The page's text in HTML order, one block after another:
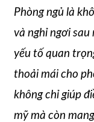
Phòng ngủ là
và nghỉ ngơi
yếu tố quan
thoải mái cho
không chỉ giúp
mỹ mà còn